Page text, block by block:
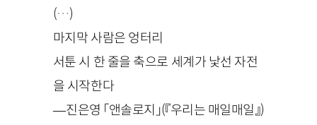
(…)
마지막 사람은 엉터리
서툰 시 한 줄을 축으로 세계가 낯선 자전
을 시작한다
—진은영 「앤솔로지」(『우리는 매일매일』)